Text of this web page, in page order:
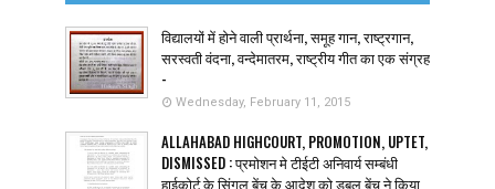
विद्यालयों में होने वाली प्रार्थना, समूह गान, राष्ट्रगान,
सरस्वती वंदना, वन्देमातरम, राष्ट्रीय गीत का एक संग्रह
-
Wednesday, February 11, 2015
ALLAHABAD HIGHCOURT, PROMOTION, UPTET,
DISMISSED : प्रमोशन मे टीईटी अनिवार्य सम्बंधी
हाईकोर्ट के सिंगल बेंच के आदेश को डबल बेंच ने किया